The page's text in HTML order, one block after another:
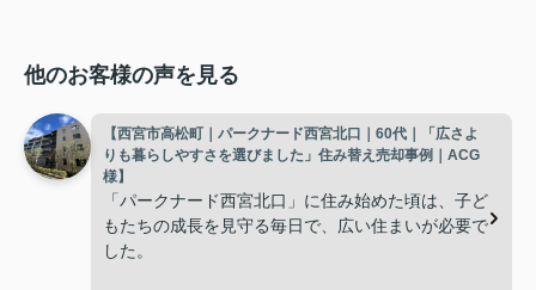
他のお客様の声を見る
【西宮市高松町｜パークナード西宮北口｜60代｜「広さよ
りも暮らしやすさを選びました」住み替え売却事例｜ACG
様】
「パークナード西宮北口」に住み始めた頃は、子ど
もたちの成長を見守る毎日で、広い住まいが必要で
した。